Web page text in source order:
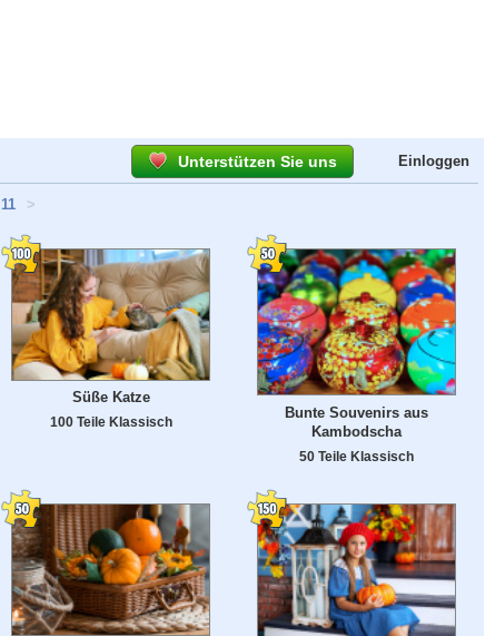
Unterstützen Sie uns Einloggen
11 >
Süße Katze
100 Teile Klassisch
Bunte Souvenirs aus
Kambodscha
50 Teile Klassisch